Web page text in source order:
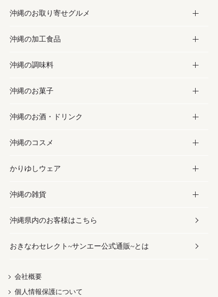
沖縄のお取り寄せグルメ
お取り寄せグルメ
フルーツ・野菜
お肉
海産物
沖縄の加工食品
加工食品
缶詰／パウチ
沖縄料理
沖縄そば／乾麺
レトルト食品
乾物／粉類
沖縄の調味料
調味料
砂糖／黒砂糖
塩
お酢／ドレッシング
しょうゆ
みそ
だし／スパイス／島唐辛子
沖縄のお菓子
お菓子
黒糖
ちんすこう
伝統菓子
スナック
おつまみ
紅芋
沖縄のお酒・ドリンク
お酒・ドリンク
泡盛
ビール・チューハイ
ワイン・ウィスキー・カクテル
ドリンク
茶葉
沖縄のコスメ
コスメ
スキンケア
ボディケア
ヘアケア
UVケア
かりゆしウェア
かりゆしウェア
メンズ
レディース
沖縄の雑貨
雑貨
沖縄ファッション
伝統工芸品
沖縄県内のお客様はこちら
おきなわセレクト~サンエー公式通販~とは
会社概要
個人情報保護について